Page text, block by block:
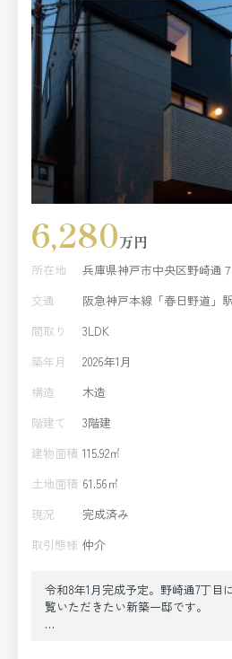
6,280万円
所在地
兵庫県神戸市中央区野崎通
交通
阪急神戸本線「春日野道」
間取り
3LDK
築年月
2026年1月
構造
木造
階建て
3階建
建物面積 115.92㎡
土地面積 61.56㎡
現況
完成済み
取引態様 仲介
令和8年1月完成予定。野崎通7丁目
覧いただきたい新築一邸です。